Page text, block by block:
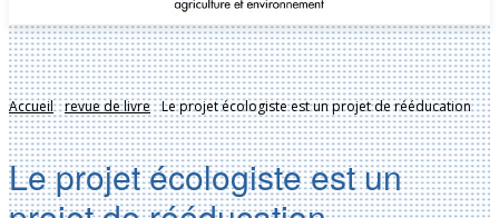
Accueil revue de livre Le projet écologiste est un projet de rééducation
Le projet écologiste est un